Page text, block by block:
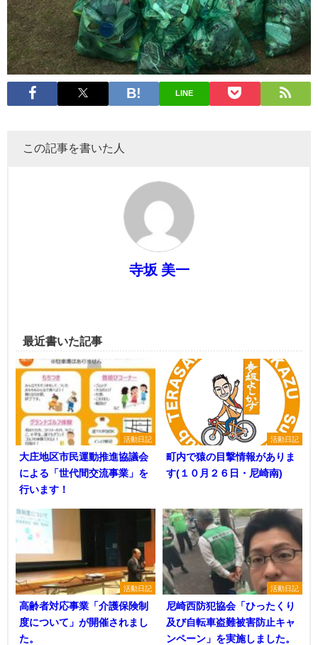
LINE
この記事を書いた人
寺坂 美一
最近書いた記事
活動日記
大庄地区市民運動推進協議会
による「世代間交流事業」を
行います！
活動日記
町内で猿の目撃情報がありま
す(１０月２６日・尼崎南)
活動日記
高齢者対応事業「介護保険制
度について」が開催されまし
た。
活動日記
尼崎西防犯協会「ひったくり
及び自転車盗難被害防止キャ
ンペーン」を実施しました。